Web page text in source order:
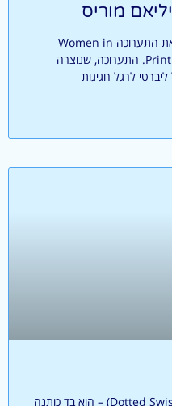
מוריס
בגלריית ויליאם מוריס בלונדון ראיתי את התערוכה Women in
Print: 150 Years of Liberty Textiles. התערוכה, שנוצרה
לרגל חגיגות
בד נקודות שוויצרי (Swiss dot או Dotted Swiss) – הוא בד כותנה